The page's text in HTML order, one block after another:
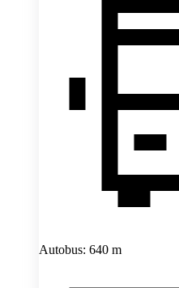
Autobus: 640 m